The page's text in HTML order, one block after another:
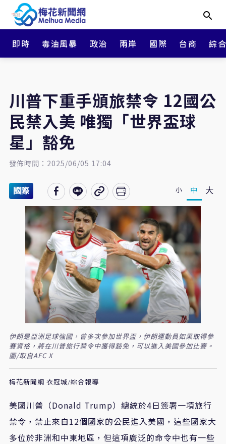
即時 毒油風暴 政治 兩岸 國際 台商 綜
川普下重手頒旅禁令 12國公
民禁入美 唯獨「世界盃球
星」豁免
發佈時間：2025/06/05 17:04
國際 小 中 大
伊朗是亞洲足球強國，曾多次參加世界盃，伊朗運動員如果取得參
賽資格，將在川普旅行禁令中獲得豁免，可以進入美國參加比賽。
圖/取自AFC X
梅花新聞網 衣冠城/綜合報導
美國川普（Donald Trump）總統於4日簽署一項旅行
禁令，禁止來自12個國家的公民進入美國，這些國家大
多位於非洲和中東地區，但這項廣泛的命令中也有一些